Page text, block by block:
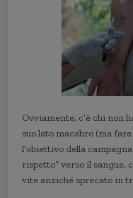
Ovviamente, c’è chi non
suo lato macabro (ma
l’obiettivo della
rispetto” verso il sangue,
vite anziché sprecato in